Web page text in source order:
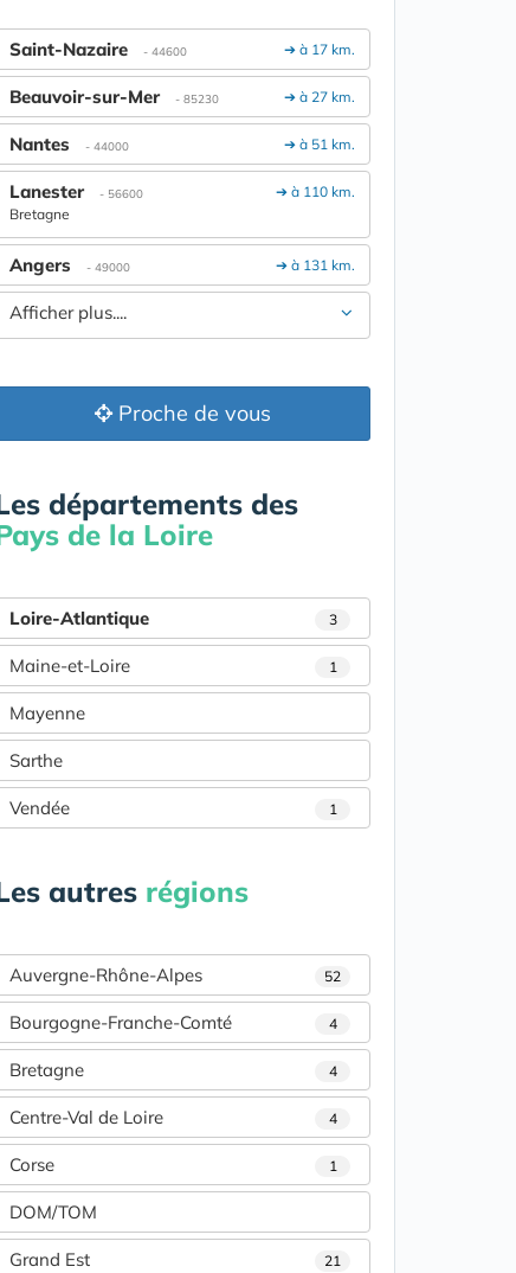
➔ à 17 km.
Saint-Nazaire - 44600
➔ à 27 km.
Beauvoir-sur-Mer - 85230
➔ à 51 km.
Nantes - 44000
➔ à 110 km.
Lanester - 56600
Bretagne
➔ à 131 km.
Angers - 49000
Afficher plus....
Proche de vous
départements des
de la Loire
Loire-Atlantique 3
Maine-et-Loire 1
Mayenne
Sarthe
Vendée 1
autres régions
Auvergne-Rhône-Alpes 52
Bourgogne-Franche-Comté 4
Bretagne 4
Centre-Val de Loire 4
Corse 1
DOM/TOM
Grand Est 21